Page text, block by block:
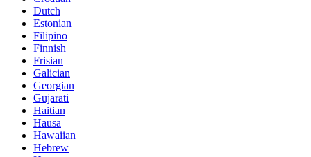
Dutch
Estonian
Filipino
Finnish
Frisian
Galician
Georgian
Gujarati
Haitian
Hausa
Hawaiian
Hebrew